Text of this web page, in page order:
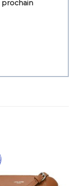
prochain